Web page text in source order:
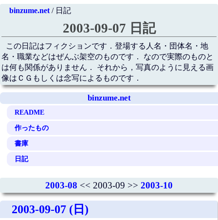
binzume.net/ 日記
2003-09-07 日記
この日記はフィクションです．登場する人名・団体名・地
名・職業などはぜんぶ架空のものです． なので実際のものと
は何も関係がありません． それから，写真のように見える画
像はＣＧもしくは念写によるものです．
binzume.net
README
作ったもの
書庫
日記
2003-08 << 2003-09 >> 2003-10
2003-09-07 (日)